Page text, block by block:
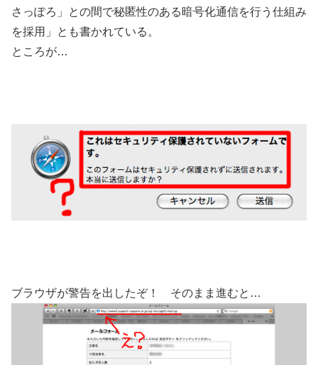
さっぽろ」との間で秘匿性のある暗号化通信を行う仕組み
を採用」とも書かれている。
ところが…
ブラウザが警告を出したぞ！ そのまま進むと…